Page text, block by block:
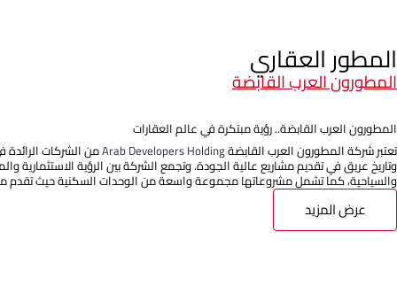
المطور العقاري
المطورون العرب القابضة
المطورون العرب القابضة.. رؤية مبتكرة في عالم العقارات
تعتبر شركة المطورون العرب القابضةArab Developers Holdingمن الشركات الرائدة
وتاريخ عريق في تقديم مشاريع عالية الجودة. وتجمع الشركة بين الرؤية الاستثمارية
والسياحية، كما تشمل مشروعاتها مجموعة واسعة من الوحدات السكنية حيث
عرض المزيد